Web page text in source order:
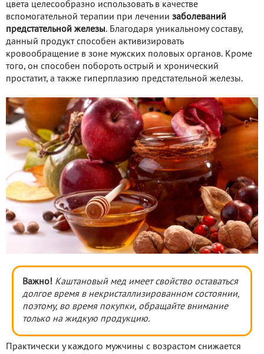
цвета целесообразно использовать в качестве
вспомогательной терапии при лечении заболеваний
предстательной железы. Благодаря уникальному составу,
данный продукт способен активизировать
кровообращение в зоне мужских половых органов. Кроме
того, он способен побороть острый и хронический
простатит, а также гиперплазию предстательной железы.
Важно! Каштановый мед имеет свойство оставаться
долгое время в некристаллизированном состоянии,
поэтому, во время покупки, обращайте внимание
только на жидкую продукцию.
Практически у каждого мужчины с возрастом снижается